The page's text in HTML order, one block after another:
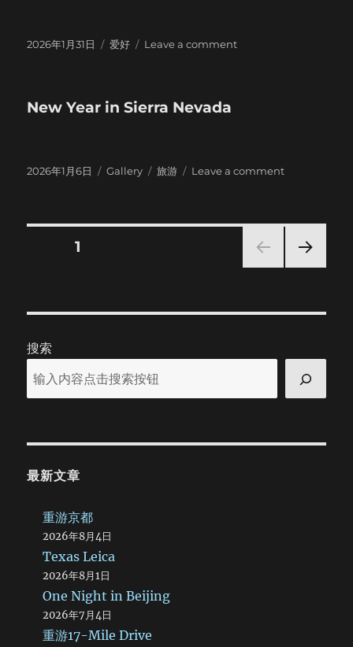
Posted
2026年1月31日 Categories
爱好 Leave a commenton
New Year in Sierra Nevada
Posted
2026年1月6日 Format
Gallery Categories
旅游 Leave a commenton
Nevada
Posts
PAGE1
搜索
最新文章
重游京都
2026年8月4日
Texas Leica
2026年8月1日
One Night in Beijing
2026年7月4日
重游17-Mile Drive